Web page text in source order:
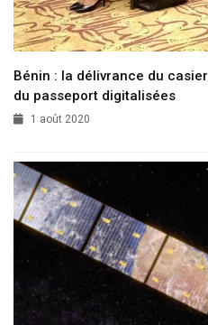
Bénin : la délivrance du
du passeport digitalisées
1 août 2020